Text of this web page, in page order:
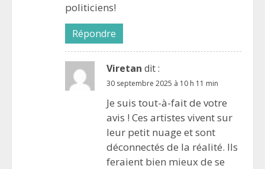
politiciens!
Répondre
Viretan dit :
30 septembre 2025 à 10 h 11 min
Je suis tout-à-fait de votre
avis ! Ces artistes vivent sur
leur petit nuage et sont
déconnectés de la réalité. Ils
feraient bien mieux de se